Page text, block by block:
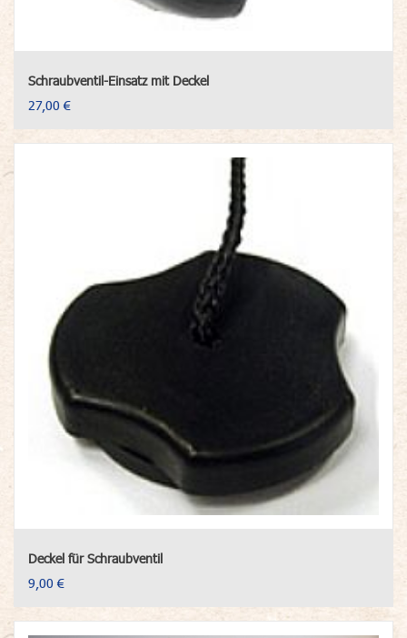
Schraubventil-Einsatz mit Deckel
27,00 €
Deckel für Schraubventil
9,00 €